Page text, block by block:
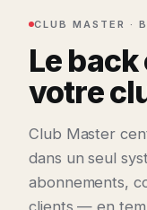
CLUB MASTER ·
Le
votre
Club Master
dans un seul
abonnements,
clients — en